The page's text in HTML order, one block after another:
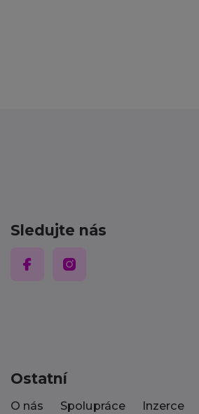
Sledujte nás
Ostatní
O nás Spolupráce Inzerce